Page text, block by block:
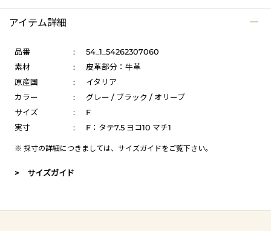
アイテム詳細
品番 :
54_1_54262307060
素材
:
皮革部分：牛革
原産国
:
イタリア
カラー
:
グレー / ブラック / オリーブ
サイズ
:
F
実寸
: F：タテ7.5 ヨコ10 マチ1
※ 採寸の詳細につきましては、 サイズガイドをご覧下さい。
> サイズガイド